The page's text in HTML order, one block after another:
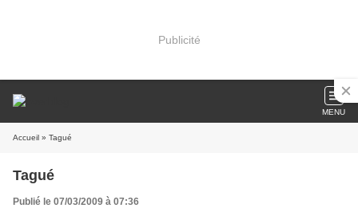
Publicité
MENU
Accueil » Tagué
Tagué
Publié le 07/03/2009 à 07:36